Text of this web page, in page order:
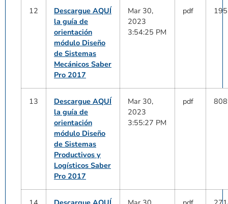
12
Descargue AQUÍ
la guía de
orientación
módulo Diseño
de Sistemas
Mecánicos Saber
Pro 2017
Mar 30,
2023
3:54:25 PM
pdf
13
Descargue AQUÍ
la guía de
orientación
módulo Diseño
de Sistemas
Productivos y
Logísticos Saber
Pro 2017
Mar 30,
2023
3:55:27 PM
pdf